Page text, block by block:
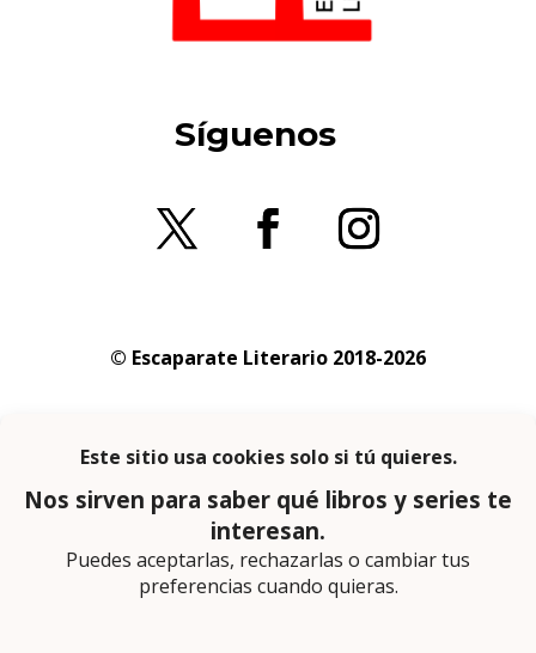
Síguenos
© Escaparate Literario 2018-2026
privacidad
En calidad de afiliado de Amazon obtengo
ingresos por las compras adscritas que